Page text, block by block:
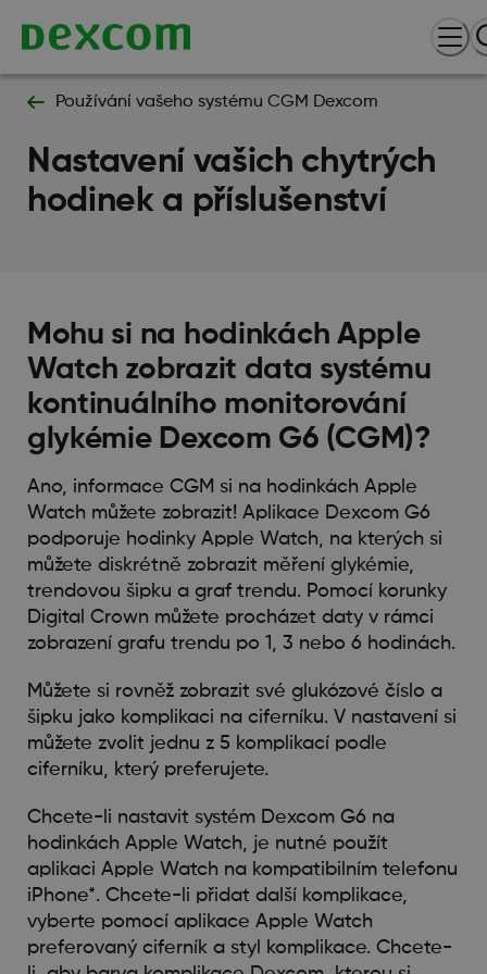
Používání vašeho systému CGM Dexcom
Nastavení vašich chytrých
hodinek a příslušenství
Mohu si na hodinkách Apple
Watch zobrazit data systému
kontinuálního monitorování
glykémie Dexcom G6 (CGM)?
Ano, informace CGM si na hodinkách Apple
Watch můžete zobrazit! Aplikace Dexcom G6
podporuje hodinky Apple Watch, na kterých si
můžete diskrétně zobrazit měření glykémie,
trendovou šipku a graf trendu. Pomocí korunky
Digital Crown můžete procházet daty v rámci
zobrazení grafu trendu po 1, 3 nebo 6 hodinách.
Můžete si rovněž zobrazit své glukózové číslo a
šipku jako komplikaci na ciferníku. V nastavení si
můžete zvolit jednu z 5 komplikací podle
ciferníku, který preferujete.
Chcete-li nastavit systém Dexcom G6 na
hodinkách Apple Watch, je nutné použít
aplikaci Apple Watch na kompatibilním telefonu
iPhone*. Chcete-li přidat další komplikace,
vyberte pomocí aplikace Apple Watch
preferovaný ciferník a styl komplikace. Chcete-